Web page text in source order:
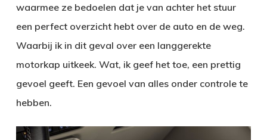
waarmee ze bedoelen dat je van achter het stuur
een perfect overzicht hebt over de auto en de weg.
Waarbij ik in dit geval over een langgerekte
motorkap uitkeek. Wat, ik geef het toe, een prettig
gevoel geeft. Een gevoel van alles onder controle te
hebben.